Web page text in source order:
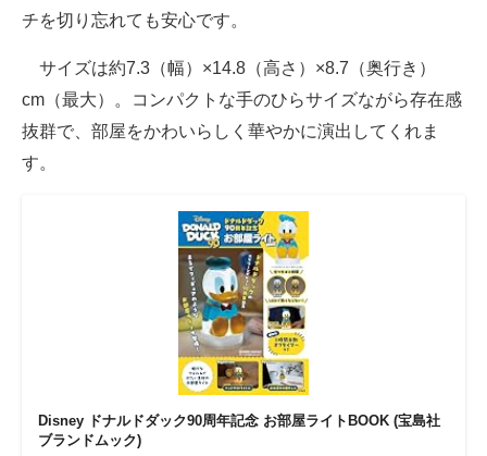
チを切り忘れても安心です。
サイズは約7.3（幅）×14.8（高さ）×8.7（奥行き）
cm（最大）。コンパクトな手のひらサイズながら存在感
抜群で、部屋をかわいらしく華やかに演出してくれま
す。
Disney ドナルドダック90周年記念 お部屋ライトBOOK (宝島社
ブランドムック)